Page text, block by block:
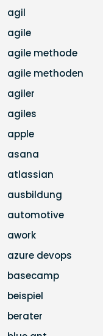
agil
agile
agile methode
agile methoden
agiler
agiles
apple
asana
atlassian
ausbildung
automotive
awork
azure devops
basecamp
beispiel
berater